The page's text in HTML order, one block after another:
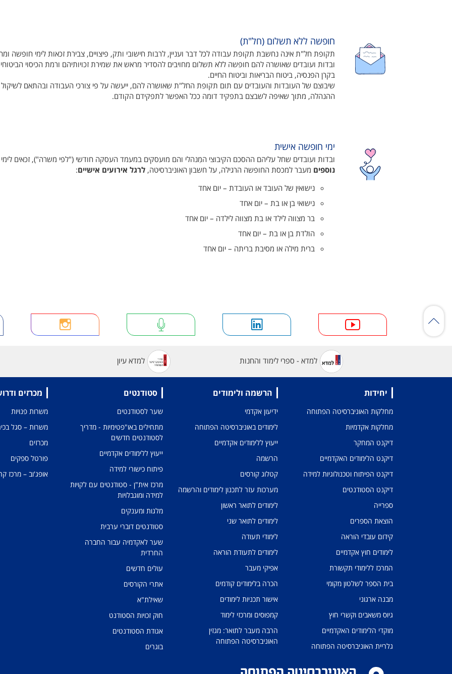
חופשה ללא תשלום (חל"ת)
תקופת חל"ת אינה נחשבת תקופת עבודה לכל דבר ועניין, לרבות חישובי ותק, פיצויים, צבירת זכאות לימי חופשה
ובדות ועובדים שאושרה להם חופשה ללא תשלום מחויבים להסדיר מראש את שמירת זכויותיהם ורמת הכיסוי
בקרן הפנסיה, ביטוח הבריאות וביטוח החיים.
שיבוצם של העובדות והעובדים עם תום תקופת החל"ת שאושרה להם, ייעשה על פי צורכי העבודה ובהתאם
ההנהלה, מתוך שאיפה לשבצם בתפקיד דומה ככל האפשר לתפקידם הקודם.
ימי חופשה אישית
ובדות ועובדים שחל עליהם ההסכם הקיבוצי המִנהלי והם מועסקים במעמד העסקה חודשי ("לפי משרה"), זכאים לימי
נוספים מעבר למכסת החופשה הרגילה, על חשבון האוניברסיטה, לרגל אירועים אישיים:
נישואין של העובד או העובדת – יום אחד
נישואי בן או בת – יום אחד
בר מצווה לילד או בת מצווה לילדה – יום אחד
הולדת בן או בת – יום אחד
ברית מילה או מסיבת בריתה – יום אחד
למדא - ספרי לימוד והחנות למדא עיון
יחידות
מחלקות האוניברסיטה הפתוחה
מחלקות אקדמיות
דיקנט המחקר
דיקנט הלימודים האקדמיים
דיקנט הפיתוח וטכנולוגיות למידה
דיקנט הסטודנטים
ספרייה
הוצאת הספרים
קידום עובדי הוראה
לימודים חוץ אקדמיים
המרכז ללימודי תקשורת
בית הספר לשלטון מקומי
מבנה ארגוני
גיוס משאבים וקשרי חוץ
מוקדי הלימודים האקדמיים
גלריית האוניברסיטה הפתוחה
הרשמה ולימודים
ידיעון אקדמי
לימודים באוניברסיטה הפתוחה
ייעוץ ללימודים אקדמיים
הרשמה
קטלוג קורסים
מערכות עזר לתכנון לימודים והרשמה
לימודים לתואר ראשון
לימודים לתואר שני
לימודי תעודה
לימודים לתעודת הוראה
אפיקי מעבר
הכרה בלימודים קודמים
אישור תכניות לימודים
קמפוסים ומרכזי לימוד
הרבה מעבר לתואר: מגזין
האוניברסיטה הפתוחה
סטודנטים
שער לסטודנטים
מתחילים באו"פטימיות - מדריך
לסטודנטים חדשים
ייעוץ ללימודים אקדמיים
פיתוח כישורי למידה
מרכז אית"ן - סטודנטים עם לקויות
למידה ומוגבלויות
מלגות ומענקים
סטודנטים דוברי ערבית
שער לאקדמיה עבור החברה
החרדית
עולים חדשים
אתרי הקורסים
שאילת"א
חוק זכויות הסטודנט
אגודת הסטודנטים
בוגרים
מכרזים
משרות פנויות
משרות – סגל
מכרזים
פורטל ספקים
אופג'וב – מרכז